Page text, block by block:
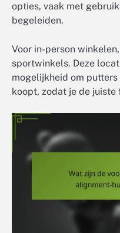
opties, vaak met
begeleiden.
Voor in-person
sportwinkels. Deze
mogelijkheid om
koopt, zodat je de juiste